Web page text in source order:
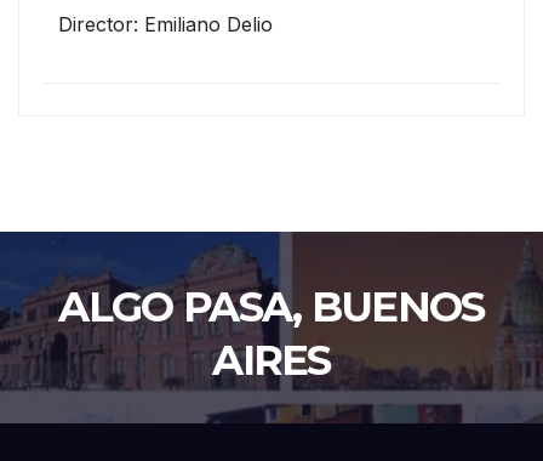
Director: Emiliano Delio
ALGO PASA, BUENOS
AIRES